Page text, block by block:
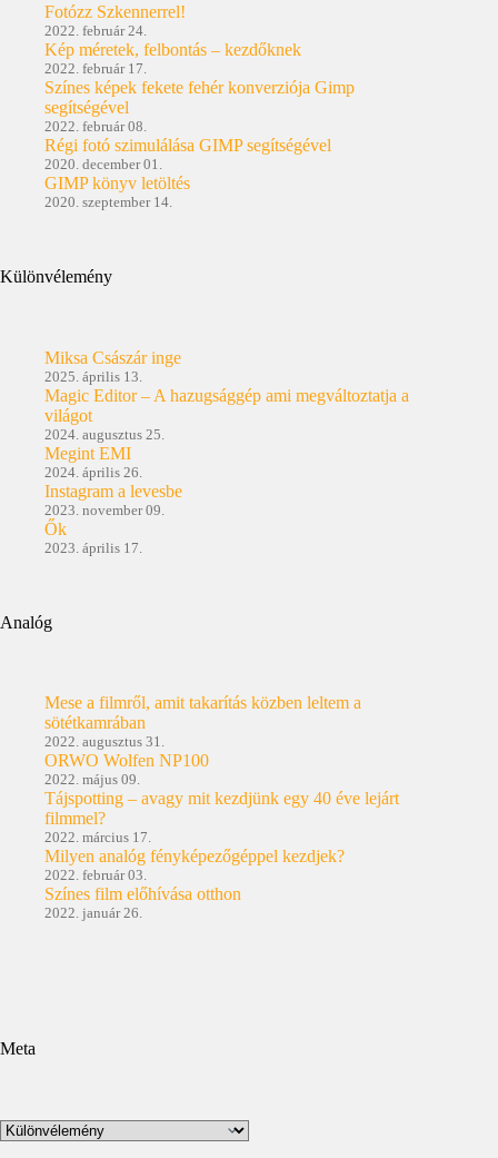
Fotózz Szkennerrel!
2022. február 24.
Kép méretek, felbontás – kezdőknek
2022. február 17.
Színes képek fekete fehér konverziója Gimp
segítségével
2022. február 08.
Régi fotó szimulálása GIMP segítségével
2020. december 01.
GIMP könyv letöltés
2020. szeptember 14.
Különvélemény
Miksa Császár inge
2025. április 13.
Magic Editor – A hazugsággép ami megváltoztatja a
világot
2024. augusztus 25.
Megint EMI
2024. április 26.
Instagram a levesbe
2023. november 09.
Ők
2023. április 17.
Analóg
Mese a filmről, amit takarítás közben leltem a
sötétkamrában
2022. augusztus 31.
ORWO Wolfen NP100
2022. május 09.
Tájspotting – avagy mit kezdjünk egy 40 éve lejárt
filmmel?
2022. március 17.
Milyen analóg fényképezőgéppel kezdjek?
2022. február 03.
Színes film előhívása otthon
2022. január 26.
Meta
Kategóriák